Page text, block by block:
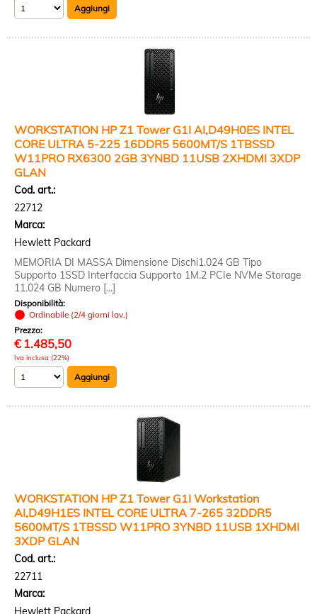
WORKSTATION HP Z1 Tower G1I AI,D49H0ES INTEL
CORE ULTRA 5-225 16DDR5 5600MT/S 1TBSSD
W11PRO RX6300 2GB 3YNBD 11USB 2XHDMI 3XDP
GLAN
Cod. art.:
22712
Marca:
Hewlett Packard
MEMORIA DI MASSA Dimensione Dischi1.024 GB Tipo
Supporto 1SSD Interfaccia Supporto 1M.2 PCIe NVMe Storage
11.024 GB Numero [...]
Disponibilità:
Ordinabile (2/4 giorni lav.)
Prezzo:
€ 1.485,50
Iva inclusa (22%)
WORKSTATION HP Z1 Tower G1I Workstation
AI,D49H1ES INTEL CORE ULTRA 7-265 32DDR5
5600MT/S 1TBSSD W11PRO 3YNBD 11USB 1XHDMI
3XDP GLAN
Cod. art.:
22711
Marca:
Hewlett Packard